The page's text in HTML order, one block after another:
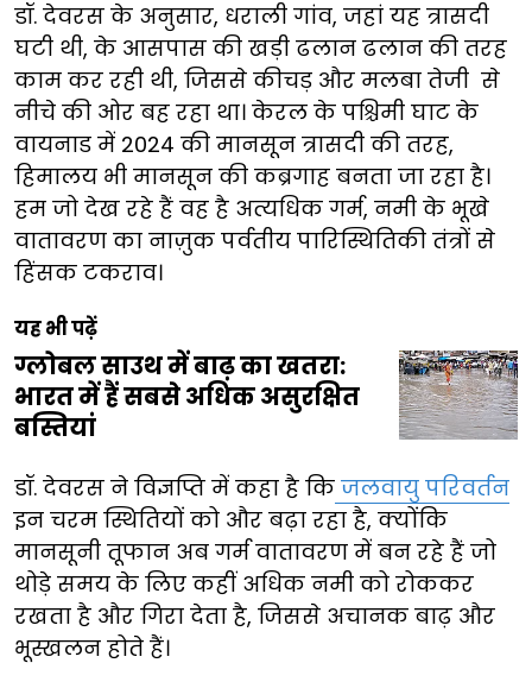
डॉ. देवरस के अनुसार, धराली गांव, जहां यह त्रासदी
घटी थी, के आसपास की खड़ी ढलान ढलान की तरह
काम कर रही थी, जिससे कीचड़ और मलबा तेजी से
नीचे की ओर बह रहा था। केरल के पश्चिमी घाट के
वायनाड में 2024 की मानसून त्रासदी की तरह,
हिमालय भी मानसून की कब्रगाह बनता जा रहा है।
हम जो देख रहे हैं वह है अत्यधिक गर्म, नमी के भूखे
वातावरण का नाज़ुक पर्वतीय पारिस्थितिकी तंत्रों से
हिंसक टकराव।
यह भी पढ़ें
ग्लोबल साउथ में बाढ़ का खतरा:
भारत में हैं सबसे अधिक असुरक्षित
बस्तियां
डॉ. देवरस ने विज्ञप्ति में कहा है कि जलवायु परिवर्तन
इन चरम स्थितियों को और बढ़ा रहा है, क्योंकि
मानसूनी तूफान अब गर्म वातावरण में बन रहे हैं जो
थोड़े समय के लिए कहीं अधिक नमी को रोककर
रखता है और गिरा देता है, जिससे अचानक बाढ़ और
भूस्खलन होते हैं।